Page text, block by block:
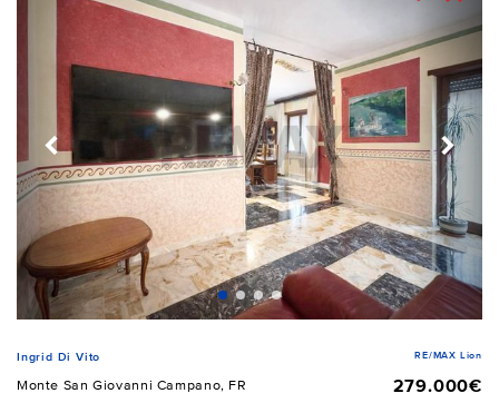
Ingrid Di Vito RE/MAX Lion
Monte San Giovanni Campano, FR
279.000€